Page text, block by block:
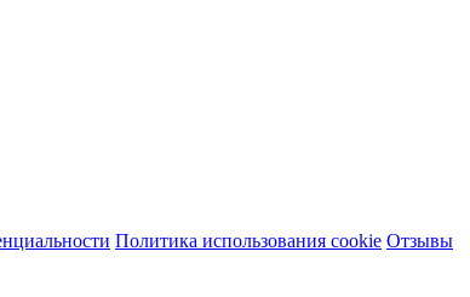
Политика использования cookie Отзывы